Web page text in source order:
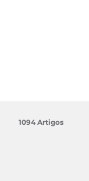
1094 Artigos